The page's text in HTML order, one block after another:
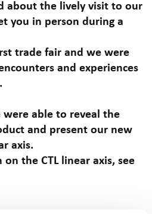
about the lively visit to our
you in person during a
trade fair and we were
and experiences
able to reveal the
and present our new
axis.
the CTL linear axis, see